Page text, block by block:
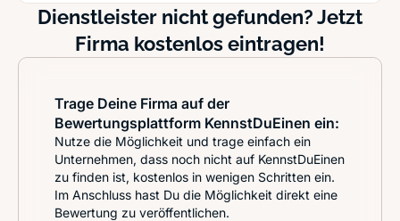
Dienstleister nicht gefunden? Jetzt
Firma kostenlos eintragen!
Trage Deine Firma auf der
Bewertungsplattform KennstDuEinen ein:
Nutze die Möglichkeit und trage einfach ein
Unternehmen, dass noch nicht auf KennstDuEinen
zu finden ist, kostenlos in wenigen Schritten ein.
Im Anschluss hast Du die Möglichkeit direkt eine
Bewertung zu veröffentlichen.